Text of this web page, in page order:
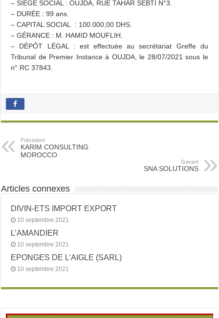
– SIÈGE SOCIAL : OUJDA, RUE TAHAR SEBTI N°3.
– DURÉE : 99 ans.
– CAPITAL SOCIAL : 100.000,00 DHS.
– GÉRANCE : M. HAMID MOUFLIH.
– DÉPÔT LÉGAL :
est effectuée au secrétariat Greffe du
Tribunal de Premier Instance à OUJDA, le 28/07/2021 sous le
n° RC 37843.
Précédent
KARIM CONSULTING
MOROCCO
Suivant
SNA SOLUTIONS
Articles connexes
DIVIN-ETS IMPORT EXPORT
10 septembre 2021
L’AMANDIER
10 septembre 2021
EPONGES DE L’AIGLE (SARL)
10 septembre 2021